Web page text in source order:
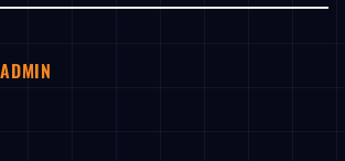
ADMIN